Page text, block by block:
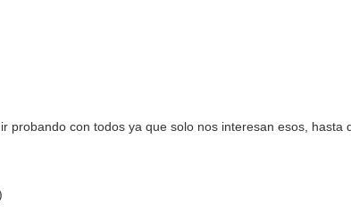
probando con todos ya que solo nos interesan esos, hasta